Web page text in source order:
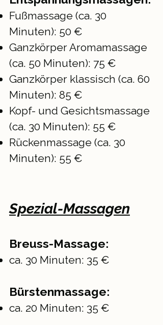
Fußmassage (ca. 30
Minuten): 50 €
Ganzkörper Aromamassage
(ca. 50 Minuten): 75 €
Ganzkörper klassisch (ca. 60
Minuten): 85 €
Kopf- und Gesichtsmassage
(ca. 30 Minuten): 55 €
Rückenmassage (ca. 30
Minuten): 55 €
Spezial-Massagen
Breuss-Massage:
ca. 30 Minuten: 35 €
Bürstenmassage:
ca. 20 Minuten: 35 €